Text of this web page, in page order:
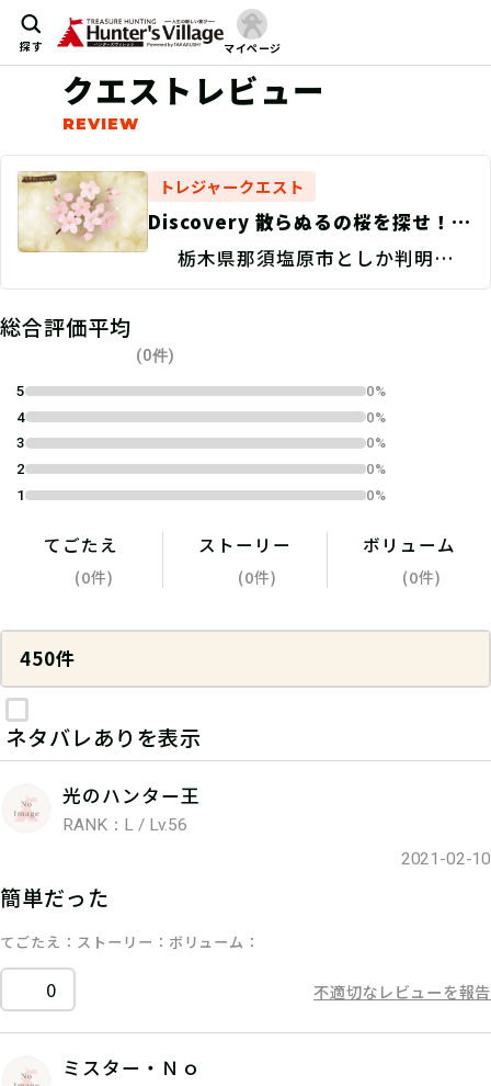
探す マイページ
クエストレビュー
トレジャークエスト
Discovery 散らぬるの桜を探せ！/
捜索地点特定
栃木県那須塩原市としか判明して
いない
総合評価平均
(0件)
5
0%
4
0%
3
0%
2
0%
1
0%
てごたえ
(0件)
ストーリー
(0件)
ボリューム
(0件)
450件
ネタバレありを表示
光のハンター王
RANK：L / Lv.56
2021-02-10
簡単だった
てごたえ ストーリー ボリューム
0 不適切なレビューを報告
ミスター・Ｎｏ